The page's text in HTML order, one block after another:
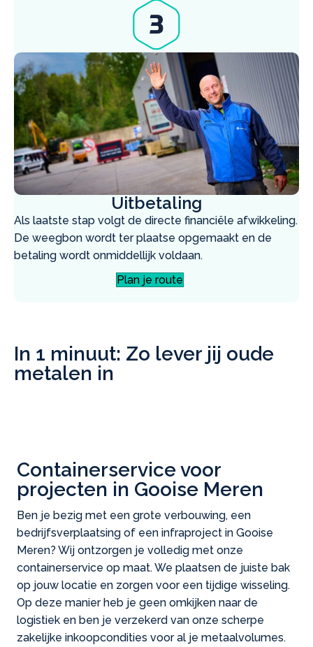
Uitbetaling
Als laatste stap volgt de directe financiële afwikkeling.
De weegbon wordt ter plaatse opgemaakt en de
betaling wordt onmiddellijk voldaan.
Plan je route
In 1 minuut: Zo lever jij oude
metalen in
Containerservice voor
projecten in Gooise Meren
Ben je bezig met een grote verbouwing, een
bedrijfsverplaatsing of een infraproject in Gooise
Meren? Wij ontzorgen je volledig met onze
containerservice op maat. We plaatsen de juiste bak
op jouw locatie en zorgen voor een tijdige wisseling.
Op deze manier heb je geen omkijken naar de
logistiek en ben je verzekerd van onze scherpe
zakelijke inkoopcondities voor al je metaalvolumes.